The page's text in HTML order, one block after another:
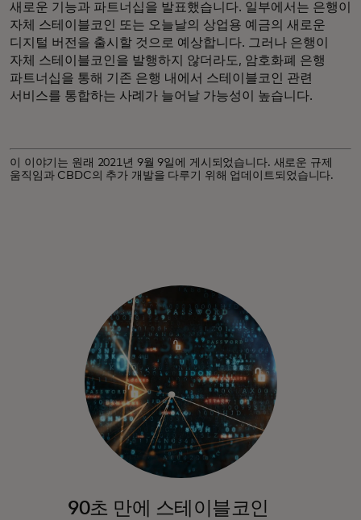
새로운 기능과 파트너십을 발표했습니다. 일부에서는 은행이
자체 스테이블코인 또는 오늘날의 상업용 예금의 새로운
디지털 버전을 출시할 것으로 예상합니다. 그러나 은행이
자체 스테이블코인을 발행하지 않더라도, 암호화폐 은행
파트너십을 통해 기존 은행 내에서 스테이블코인 관련
서비스를 통합하는 사례가 늘어날 가능성이 높습니다.
이 이야기는 원래 2021년 9월 9일에 게시되었습니다. 새로운 규제
움직임과 CBDC의 추가 개발을 다루기 위해 업데이트되었습니다.
90초 만에 스테이블코인